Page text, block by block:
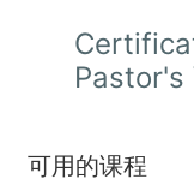
Pastor's
可用的课程